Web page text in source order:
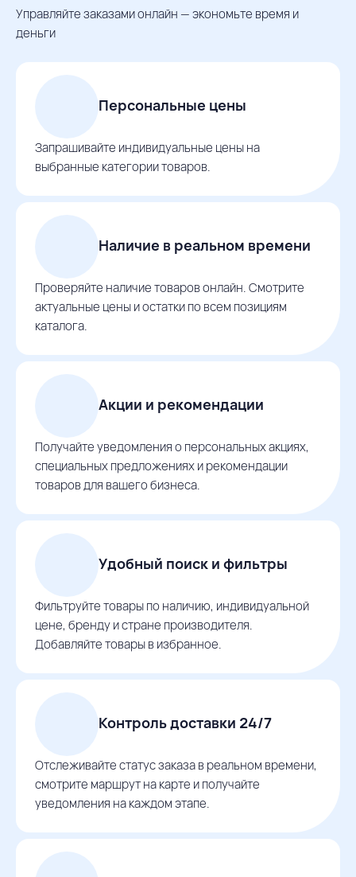
Управляйте заказами онлайн — экономьте время и
деньги
Персональные цены
Запрашивайте индивидуальные цены на
выбранные категории товаров.
Наличие в реальном времени
Проверяйте наличие товаров онлайн. Смотрите
актуальные цены и остатки по всем позициям
каталога.
Акции и рекомендации
Получайте уведомления о персональных акциях,
специальных предложениях и рекомендации
товаров для вашего бизнеса.
Удобный поиск и фильтры
Фильтруйте товары по наличию, индивидуальной
цене, бренду и стране производителя.
Добавляйте товары в избранное.
Контроль доставки 24/7
Отслеживайте статус заказа в реальном времени,
смотрите маршрут на карте и получайте
уведомления на каждом этапе.